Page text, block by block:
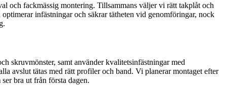
och fackmässig montering. Tillsammans väljer vi rätt takplåt och
infästningar och säkrar tätheten vid genomföringar, nock
skruvmönster, samt använder kvalitetsinfästningar med
avslut tätas med rätt profiler och band. Vi planerar montaget efter
bra ut från första dagen.